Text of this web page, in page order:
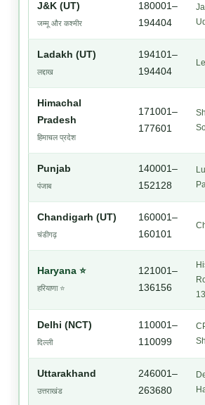
J&K (UT)
जम्मू और कश्मीर
180001–
194404
Ladakh (UT)
लद्दाख
194101–
194404
Himachal
Pradesh
हिमाचल प्रदेश
171001–
177601
Punjab
पंजाब
140001–
152128
Chandigarh (UT)
चंडीगढ़
160001–
160101
Haryana ⭐
हरियाणा ⭐
121001–
136156
Delhi (NCT)
दिल्ली
110001–
110099
Uttarakhand
उत्तराखंड
246001–
263680